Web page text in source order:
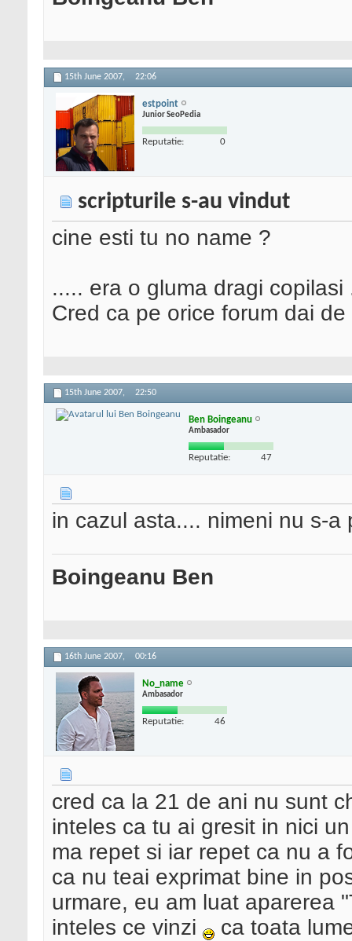
15th June 2007, 22:06
estpoint
Junior SeoPedia
Reputatie: 0
scripturile s-au vindut
cine esti tu no name ?
..... era o gluma dragi copilasi
Cred ca pe orice forum dai
15th June 2007, 22:50
Ben Boingeanu
Ambasador
Reputatie: 47
in cazul asta.... nimeni nu s-a
Boingeanu Ben
16th June 2007, 00:16
No_name
Ambasador
Reputatie: 46
cred ca la 21 de ani nu sunt
inteles ca tu ai gresit in nici
ma repet si iar repet ca nu a
ca nu teai exprimat bine in
urmare, eu am luat aparerea
inteles ce vinzi
ca toata